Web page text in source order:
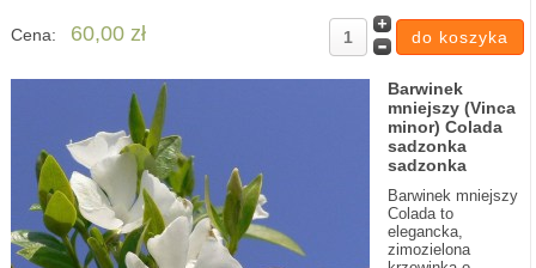
Cena: 60,00 zł
Barwinek
mniejszy (Vinca
minor) Colada
sadzonka
sadzonka
Barwinek mniejszy
Colada to
elegancka,
zimozielona